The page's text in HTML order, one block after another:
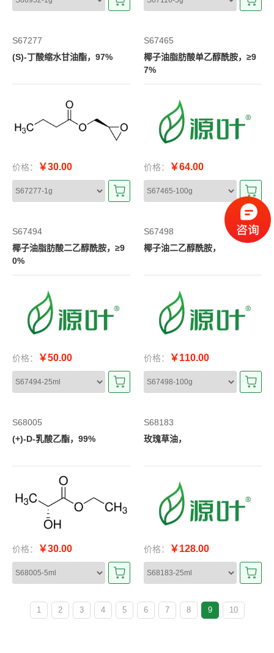
S67277
(S)-丁酸缩水甘油酯，97%
价格： ￥30.00
S67465
椰子油脂肪酸单乙醇酰胺，≥9
7%
价格： ￥64.00
S67494
椰子油脂肪酸二乙醇酰胺，≥9
0%
价格： ￥50.00
S67498
椰子油二乙醇酰胺，
价格： ￥110.00
S68005
(+)-D-乳酸乙酯，99%
价格： ￥30.00
S68183
玫瑰草油，
价格： ￥128.00
1 2 3 4 5 6 7 8 9 10